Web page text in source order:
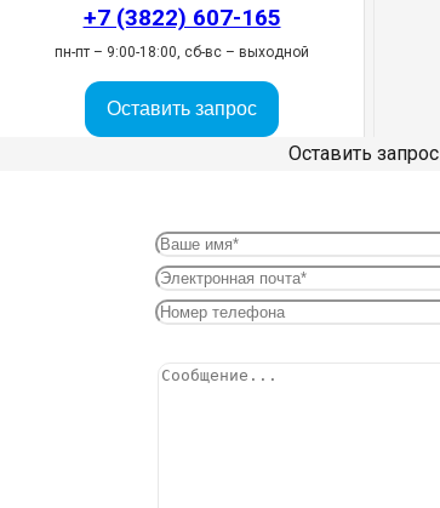
+7 (3822) 607-165
пн-пт – 9:00-18:00, сб-вс – выходной
Оставить запрос
Оставить запрос